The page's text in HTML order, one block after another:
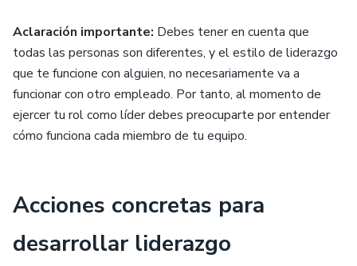
Aclaración importante: Debes tener en cuenta que
todas las personas son diferentes, y el estilo de liderazgo
que te funcione con alguien, no necesariamente va a
funcionar con otro empleado. Por tanto, al momento de
ejercer tu rol como líder debes preocuparte por entender
cómo funciona cada miembro de tu equipo.
Acciones concretas para
desarrollar liderazgo